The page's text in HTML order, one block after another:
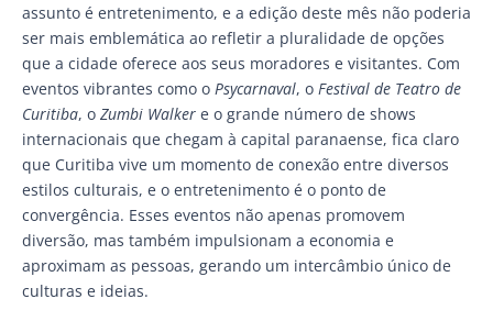
assunto é entretenimento, e a edição deste mês não poderia
ser mais emblemática ao refletir a pluralidade de opções
que a cidade oferece aos seus moradores e visitantes. Com
eventos vibrantes como o Psycarnaval, o Festival de Teatro de
Curitiba, o Zumbi Walker e o grande número de shows
internacionais que chegam à capital paranaense, fica claro
que Curitiba vive um momento de conexão entre diversos
estilos culturais, e o entretenimento é o ponto de
convergência. Esses eventos não apenas promovem
diversão, mas também impulsionam a economia e
aproximam as pessoas, gerando um intercâmbio único de
culturas e ideias.